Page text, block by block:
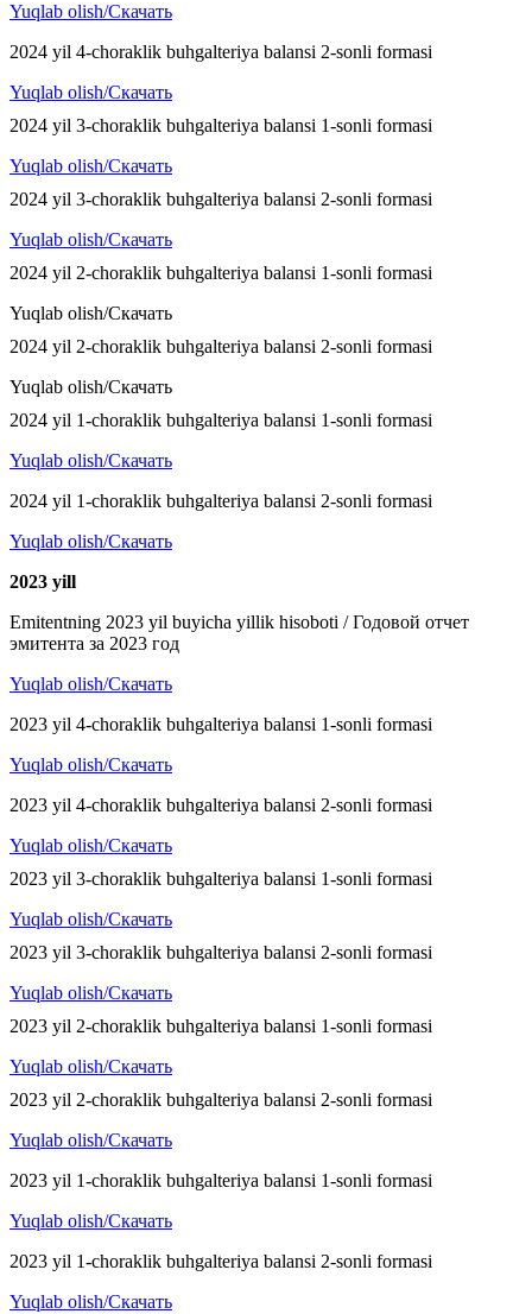
Yuqlab olish/Скачать
2024 yil 4-choraklik buhgalteriya balansi 2-sonli formasi
Yuqlab olish/Скачать
2024 yil 3-choraklik buhgalteriya balansi 1-sonli formasi
Yuqlab olish/Скачать
2024 yil 3-choraklik buhgalteriya balansi 2-sonli formasi
Yuqlab olish/Скачать
2024 yil 2-choraklik buhgalteriya balansi 1-sonli formasi
Yuqlab olish/Скачать
2024 yil 2-choraklik buhgalteriya balansi 2-sonli formasi
Yuqlab olish/Скачать
2024 yil 1-choraklik buhgalteriya balansi 1-sonli formasi
Yuqlab olish/Скачать
2024 yil 1-choraklik buhgalteriya balansi 2-sonli formasi
Yuqlab olish/Скачать
2023 yill
Emitentning 2023 yil buyicha yillik hisoboti / Годовой отчет
эмитента за 2023 год
Yuqlab olish/Скачать
2023 yil 4-choraklik buhgalteriya balansi 1-sonli formasi
Yuqlab olish/Скачать
2023 yil 4-choraklik buhgalteriya balansi 2-sonli formasi
Yuqlab olish/Скачать
2023 yil 3-choraklik buhgalteriya balansi 1-sonli formasi
Yuqlab olish/Скачать
2023 yil 3-choraklik buhgalteriya balansi 2-sonli formasi
Yuqlab olish/Скачать
2023 yil 2-choraklik buhgalteriya balansi 1-sonli formasi
Yuqlab olish/Скачать
2023 yil 2-choraklik buhgalteriya balansi 2-sonli formasi
Yuqlab olish/Скачать
2023 yil 1-choraklik buhgalteriya balansi 1-sonli formasi
Yuqlab olish/Скачать
2023 yil 1-choraklik buhgalteriya balansi 2-sonli formasi
Yuqlab olish/Скачать